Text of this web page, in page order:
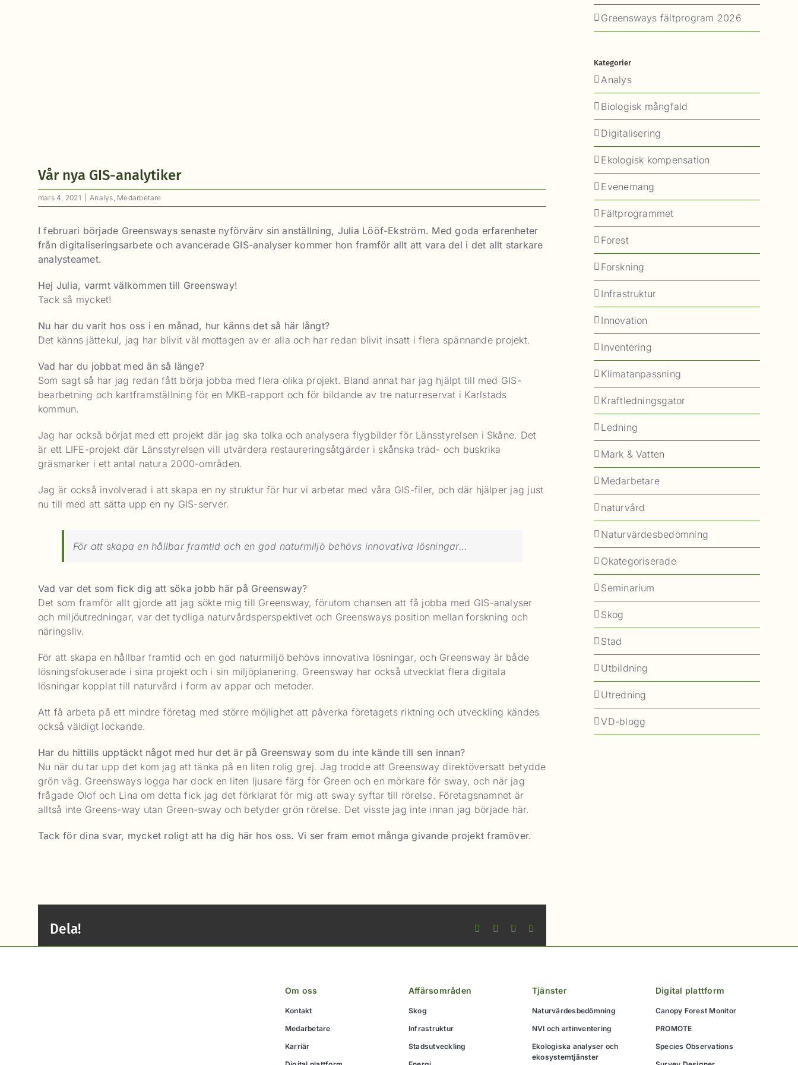
Vår nya GIS-analytiker
mars 4, 2021 Analys Medarbetare
I februari började Greensways senaste nyförvärv sin anställning, Julia Lööf-Ekström. Med goda erfarenheter
från digitaliseringsarbete och avancerade GIS-analyser kommer hon framför allt att vara del i det allt starkare
analysteamet.
Hej Julia, varmt välkommen till Greensway!
Tack så mycket!
Nu har du varit hos oss i en månad, hur känns det så här långt?
Det känns jättekul, jag har blivit väl mottagen av er alla och har redan blivit insatt i flera spännande projekt.
Vad har du jobbat med än så länge?
Som sagt så har jag redan fått börja jobba med flera olika projekt. Bland annat har jag hjälpt till med GIS-
bearbetning och kartframställning för en MKB-rapport och för bildande av tre naturreservat i Karlstads
kommun.
Jag har också börjat med ett projekt där jag ska tolka och analysera flygbilder för Länsstyrelsen i Skåne. Det
är ett LIFE-projekt där Länsstyrelsen vill utvärdera restaureringsåtgärder i skånska träd- och buskrika
gräsmarker i ett antal natura 2000-områden.
Jag är också involverad i att skapa en ny struktur för hur vi arbetar med våra GIS-filer, och där hjälper jag just
nu till med att sätta upp en ny GIS-server.
För att skapa en hållbar framtid och en god naturmiljö behövs innovativa lösningar…
Vad var det som fick dig att söka jobb här på Greensway?
Det som framför allt gjorde att jag sökte mig till Greensway, förutom chansen att få jobba med GIS-analyser
och miljöutredningar, var det tydliga naturvårdsperspektivet och Greensways position mellan forskning och
näringsliv.
För att skapa en hållbar framtid och en god naturmiljö behövs innovativa lösningar, och Greensway är både
lösningsfokuserade i sina projekt och i sin miljöplanering. Greensway har också utvecklat flera digitala
lösningar kopplat till naturvård i form av appar och metoder.
Att få arbeta på ett mindre företag med större möjlighet att påverka företagets riktning och utveckling kändes
också väldigt lockande.
Har du hittills upptäckt något med hur det är på Greensway som du inte kände till sen innan?
Nu när du tar upp det kom jag att tänka på en liten rolig grej. Jag trodde att Greensway direktöversatt betydde
grön väg. Greensways logga har dock en liten ljusare färg för Green och en mörkare för sway, och när jag
frågade Olof och Lina om detta fick jag det förklarat för mig att sway syftar till rörelse. Företagsnamnet är
alltså inte Greens-way utan Green-sway och betyder grön rörelse. Det visste jag inte innan jag började här.
Tack för dina svar, mycket roligt att ha dig här hos oss. Vi ser fram emot många givande projekt framöver.
Dela! Facebook LinkedIn
Greensways fältprogram 2026
Kategorier
Analys
Biologisk mångfald
Digitalisering
Ekologisk kompensation
Evenemang
Fältprogrammet
Forest
Forskning
Infrastruktur
Innovation
Inventering
Klimatanpassning
Kraftledningsgator
Ledning
Mark & Vatten
Medarbetare
naturvård
Naturvärdesbedömning
Okategoriserade
Seminarium
Skog
Stad
Utbildning
Utredning
VD-blogg
Om oss
Kontakt
Medarbetare
Karriär
Affärsområden
Skog
Infrastruktur
Stadsutveckling
Tjänster
Naturvärdesbedömning
NVI och artinventering
Ekologiska analyser och
ekosystemtjänster
Digital plattform
Canopy Forest Monitor
PROMOTE
Species Observations